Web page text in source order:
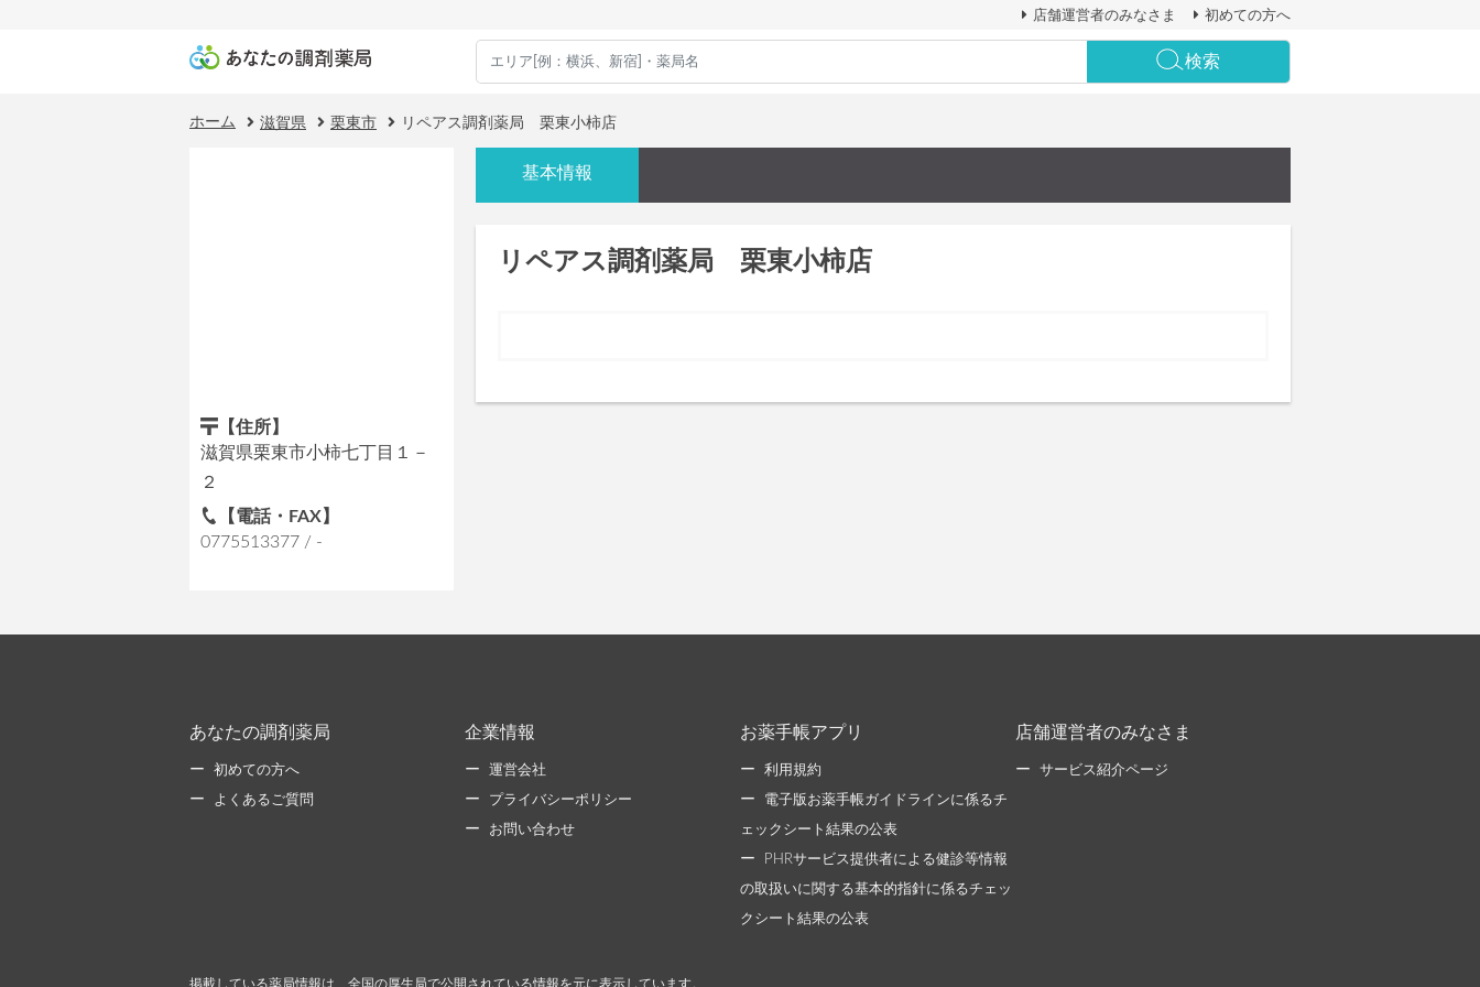
店舗運営者のみなさま 初めての方へ
検索
ホーム 滋賀県 栗東市 リペアス調剤薬局 栗東小柿店
【住所】
滋賀県栗東市小柿七丁目１－
２
【電話・FAX】
0775513377 / -
基本情報
リペアス調剤薬局 栗東小柿店
あなたの調剤薬局
初めての方へ
よくあるご質問
企業情報
運営会社
プライバシーポリシー
お問い合わせ
お薬手帳アプリ
利用規約
電子版お薬手帳ガイドラインに係るチ
ェックシート結果の公表
PHRサービス提供者による健診等情報
の取扱いに関する基本的指針に係るチェッ
クシート結果の公表
店舗運営者のみなさま
サービス紹介ページ
掲載している薬局情報は、全国の厚生局で公開されている情報を元に表示しています。